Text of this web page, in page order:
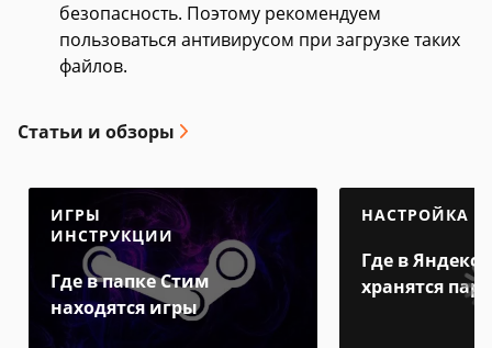
безопасность. Поэтому рекомендуем
пользоваться антивирусом при загрузке таких
файлов.
Статьи и обзоры
ИГРЫ
ИНСТРУКЦИИ
Где в папке Стим
находятся игры
НАСТРОЙКА
Где в Яндекс
хранятся